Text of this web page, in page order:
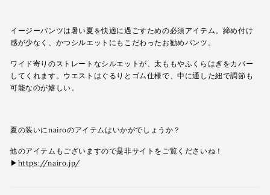
イージーパンツは暑い夏を快適に過ごすための必須アイテム。締め付け
感が少なく、かつシルエットにもこだわったお勧めパンツ。
ワイド寄りのストレートなシルエットが、太ももやふくらはぎをカバー
してくれます。ウエストはぐるりとゴム仕様で、中に通した紐で調節も
可能なのが嬉しい。
夏の装いにnairoのアイテムはいかがでしょうか？
他のアイテムもございますので是非サイトをご覧くださいね！
▶︎ https://nairo.jp/